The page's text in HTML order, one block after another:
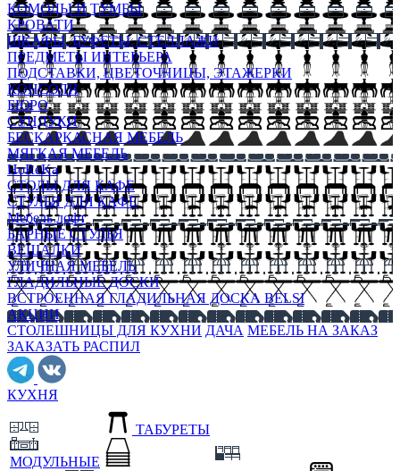
КОМОДЫ И ТУМБЫ
КРОВАТИ
ШКАФЫ, БУФЕТЫ, СТЕЛЛАЖИ
ПРЕДМЕТЫ ИНТЕРЬЕРА
ПОДСТАВКИ, ЦВЕТОЧНИЦЫ, ЭТАЖЕРКИ
КОНСОЛИ
БЮРО
СУНДУКИ
БЕСКАРКАСНАЯ МЕБЕЛЬ
МЯГКАЯ МЕБЕЛЬ
HoReKa
СТОЛЫ ДЛЯ КАФЕ
СТУЛЬЯ ДЛЯ КАФЕ
Мебель лофт
БАРНЫЕ СТУЛЬЯ
ВЕШАЛКИ
УЛИЧНАЯ МЕБЕЛЬ
ГЛАДИЛЬНЫЕ ДОСКИ
ВСТРОЕННАЯ ГЛАДИЛЬНАЯ ДОСКА BELSI
АКЦИИ
СТОЛЕШНИЦЫ ДЛЯ КУХНИ ДАЧА МЕБЕЛЬ НА ЗАКАЗ
ЗАКАЗАТЬ РАСПИЛ
КУХНЯ
МОДУЛЬНЫЕ
ТАБУРЕТЫ